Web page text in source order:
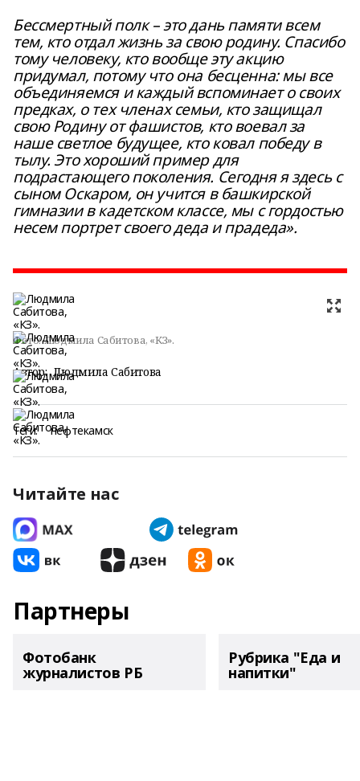
Бессмертный полк – это дань памяти всем
тем, кто отдал жизнь за свою родину. Спасибо
тому человеку, кто вообще эту акцию
придумал, потому что она бесценна: мы все
объединяемся и каждый вспоминает о своих
предках, о тех членах семьи, кто защищал
свою Родину от фашистов, кто воевал за
наше светлое будущее, кто ковал победу в
тылу. Это хороший пример для
подрастающего поколения. Сегодня я здесь с
сыном Оскаром, он учится в башкирской
гимназии в кадетском классе, мы с гордостью
несем портрет своего деда и прадеда».
Фото: Людмила Сабитова, «КЗ».
Автор: Людмила Сабитова
Теги: нефтекамск
Читайте нас
Партнеры
Фотобанк
журналистов РБ
Рубрика "Еда и
напитки"